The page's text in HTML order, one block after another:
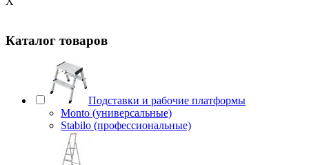
Каталог товаров
Подставки и рабочие платформы
Monto (универсальные)
Stabilo (профессиональные)